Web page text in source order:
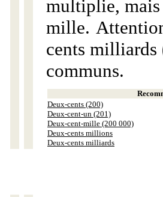
multiplie, mais
mille.
cents
communs.
Deux-cents (200)
Deux-cent-un (201)
Deux-cent-mille (200 000)
Deux-cents millions
Deux-cents milliards